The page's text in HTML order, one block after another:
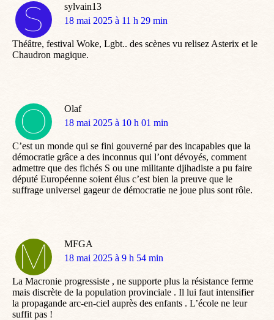
sylvain13
dit
18 mai 2025 à 11 h 29 min
Théâtre, festival Woke, Lgbt.. des scènes vu relisez Asterix et le
Chaudron magique.
Olaf
dit
18 mai 2025 à 10 h 01 min
C’est un monde qui se fini gouverné par des incapables que la
démocratie grâce a des inconnus qui l’ont dévoyés, comment
admettre que des fichés S ou une militante djihadiste a pu faire
député Européenne soient élus c’est bien la preuve que le
suffrage universel gageur de démocratie ne joue plus sont rôle.
MFGA
dit
18 mai 2025 à 9 h 54 min
La Macronie progressiste , ne supporte plus la résistance ferme
mais discrète de la population provinciale . Il lui faut intensifier
la propagande arc-en-ciel auprès des enfants . L’école ne leur
suffit pas !